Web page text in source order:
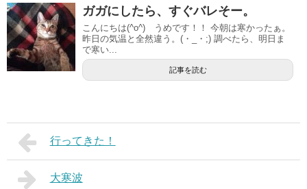
ガガにしたら、すぐバレそー。
こんにちは(^o^) うめです！！ 今朝は寒かったぁ。
昨日の気温と全然違う。(・_・;) 調べたら、明日ま
で寒い...
記事を読む
行ってきた！
大寒波